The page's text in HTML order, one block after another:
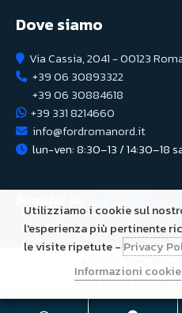
Dove siamo
Via Cassia, 2041 - 00123
+39 06 30893322
+39 06 30884618
+39 331 8214660
info@fordromanord.it
lun-ven: 8:30–13 / 14:30–18
© 2026 - P.IVA
Il sito è parte del
Utilizziamo i cookie sul
l'esperienza più pertinente
le visite ripetute -Privacy
Informazioni cookie